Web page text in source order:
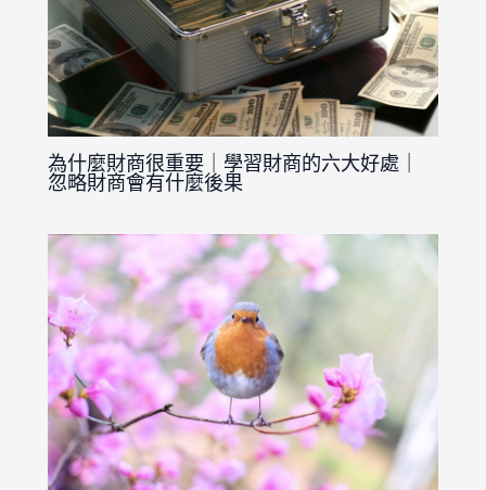
為什麼財商很重要｜學習財商的六大好處｜
忽略財商會有什麼後果